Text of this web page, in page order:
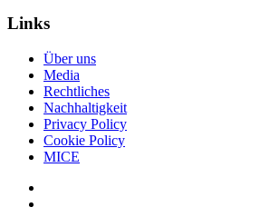
Links
Über uns
Media
Rechtliches
Nachhaltigkeit
Privacy Policy
Cookie Policy
MICE